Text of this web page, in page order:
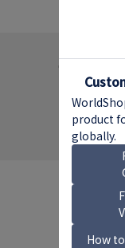
アナロ
ロング